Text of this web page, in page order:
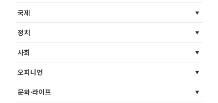
국제
정치
사회
오피니언
문화·라이프